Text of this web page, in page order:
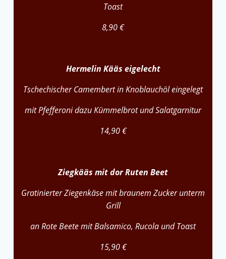
Toast
8,90 €
Hermelin Kääs eigelecht
Tschechischer Camembert in Knoblauchöl eingelegt
mit Pfefferoni dazu Kümmelbrot und Salatgarnitur
14,90 €
Ziegkääs mit dor Ruten Beet
Gratinierter Ziegenkäse mit braunem Zucker unterm
Grill
an Rote Beete mit Balsamico, Rucola und Toast
15,90 €